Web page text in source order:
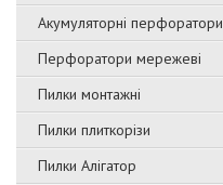
Акумуляторні перфоратори
Перфоратори мережеві
Пилки монтажні
Пилки плиткорізи
Пилки Алігатор